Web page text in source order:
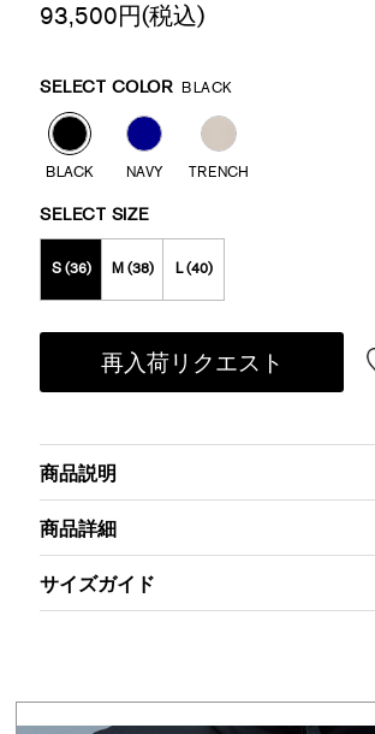
93,500円(税込)
Variations
SELECT COLOR BLACK
BLACK NAVY TRENCH
SELECT SIZE
S (36) M (38) L (40)
再入荷リクエスト
商品説明
商品詳細
サイズガイド